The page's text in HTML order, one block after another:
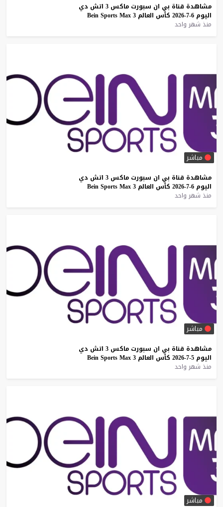
مشاهدة قناة بي ان سبورت ماكس 3 اتش دي
اليوم 6-7-2026 كأس العالم Bein Sports Max 3
منذ شهر واحد
مباشر
مشاهدة قناة بي ان سبورت ماكس 3 اتش دي
اليوم 6-7-2026 كأس العالم Bein Sports Max 3
منذ شهر واحد
مباشر
مشاهدة قناة بي ان سبورت ماكس 3 اتش دي
اليوم 5-7-2026 كأس العالم Bein Sports Max 3
منذ شهر واحد
مباشر